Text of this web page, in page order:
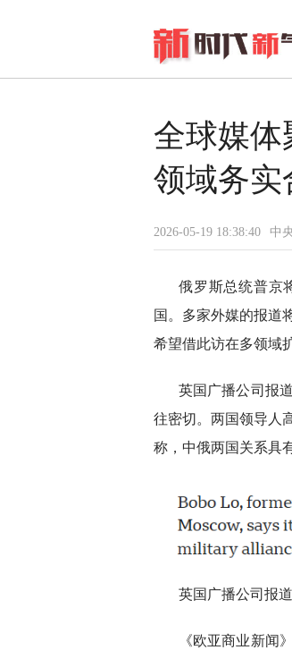
全球媒体
领域务实
2026-05-19 18:38:40 中
俄罗斯总统普京
国。多家外媒的报道
希望借此访在多领域
英国广播公司报
往密切。两国领导人
称，中俄两国关系具
英国广播公司报
《欧亚商业新闻